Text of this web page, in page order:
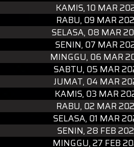
KAMIS, 10 MAR
RABU, 09 MAR
SELASA, 08 MAR
SENIN, 07 MAR
MINGGU, 06 MAR
SABTU, 05 MAR
JUMAT, 04 MAR
KAMIS, 03 MAR
RABU, 02 MAR
SELASA, 01 MAR
SENIN, 28 FEB
MINGGU, 27 FEB